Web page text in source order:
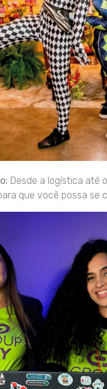
Desde a logística até
que você possa se